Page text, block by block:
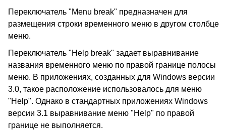
Переключатель "Menu break" предназначен для
размещения строки временного меню в другом столбце
меню.
Переключатель "Help break" задает выравнивание
названия временного меню по правой границе полосы
меню. В приложениях, созданных для Windows версии
3.0, такое расположение использовалось для меню
"Help". Однако в стандартных приложениях Windows
версии 3.1 выравнивание меню "Help" по правой
границе не выполняется.